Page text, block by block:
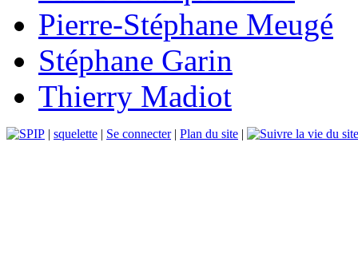
Pierre-Stéphane Meugé
Stéphane Garin
Thierry Madiot
| squelette | Se connecter| Plan du site |